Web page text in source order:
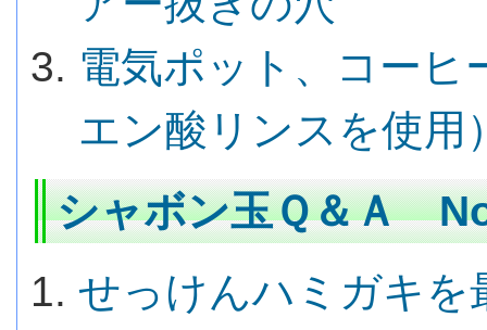
電気ポット、コーヒ
エン酸リンスを使用
シャボン玉Ｑ＆Ａ
せっけんハミガキを